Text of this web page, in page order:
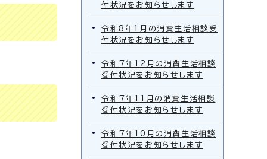
付状況をお知らせします
令和8年1月の消費生活相談受
付状況をお知らせします
令和7年12月の消費生活相談
受付状況をお知らせします
令和7年11月の消費生活相談
受付状況をお知らせします
令和7年10月の消費生活相談
受付状況をお知らせします